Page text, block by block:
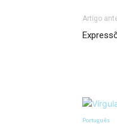
Artigo
Português